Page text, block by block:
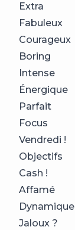
Extra
Fabuleux
Courageux
Boring
Intense
Énergique
Parfait
Focus
Vendredi !
Objectifs
Cash !
Affamé
Dynamique
Jaloux ?